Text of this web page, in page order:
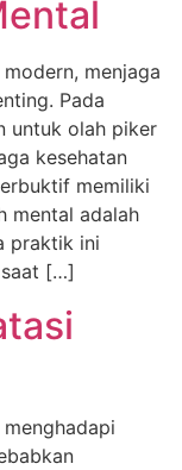
menjaga
Pada
untuk olah piker
kesehatan
memiliki
mental adalah
praktik ini
[…]